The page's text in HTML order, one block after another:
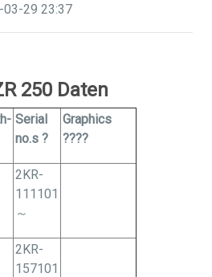
03-29 23:37
250 Daten
Serial
no.s ?
Graphics
????
2KR-
111101
～
2KR-
157101